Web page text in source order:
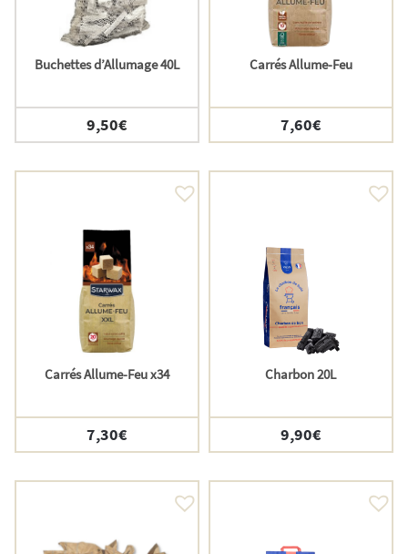
Buchettes d’Allumage 40L
9,50€
Carrés Allume-Feu
7,60€
Carrés Allume-Feu x34
7,30€
Charbon 20L
9,90€